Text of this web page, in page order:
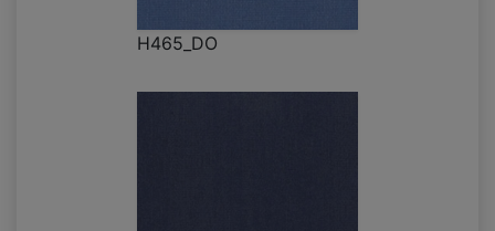
H465_DO